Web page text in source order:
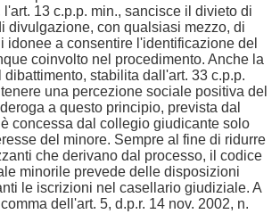
13 c.p.p. min., sancisce il divieto di
divulgazione, con qualsiasi mezzo, di
idonee a consentire l'identificazione del
coinvolto nel procedimento. Anche la
stabilita dall'art. 33 c.p.p.
una percezione sociale positiva del
a questo principio, prevista dal
concessa dal collegio giudicante solo
del minore. Sempre al fine di ridurre
che derivano dal processo, il codice
minorile prevede delle disposizioni
le iscrizioni nel casellario giudiziale. A
dell'art. 5, d.p.r. 14 nov. 2002, n.